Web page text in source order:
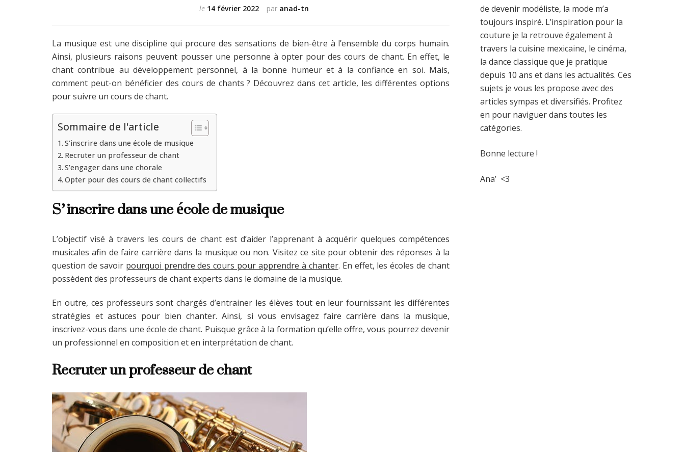
par anad-tn
le 14 février 2022
La musique est une discipline qui procure des sensations de bien-être à l’ensemble du corps humain.
Ainsi, plusieurs raisons peuvent pousser une personne à opter pour des cours de chant. En effet, le
chant contribue au développement personnel, à la bonne humeur et à la confiance en soi. Mais,
comment peut-on bénéficier des cours de chants ? Découvrez dans cet article, les différentes options
pour suivre un cours de chant.
Sommaire de l'article
S’inscrire dans une école de musique
Recruter un professeur de chant
S’engager dans une chorale
Opter pour des cours de chant collectifs
S’inscrire dans une école de musique
L’objectif visé à travers les cours de chant est d’aider l’apprenant à acquérir quelques compétences
musicales afin de faire carrière dans la musique ou non. Visitez ce site pour obtenir des réponses à la
question de savoir pourquoi prendre des cours pour apprendre à chanter. En effet, les écoles de chant
possèdent des professeurs de chant experts dans le domaine de la musique.
En outre, ces professeurs sont chargés d’entrainer les élèves tout en leur fournissant les différentes
stratégies et astuces pour bien chanter. Ainsi, si vous envisagez faire carrière dans la musique,
inscrivez-vous dans une école de chant. Puisque grâce à la formation qu’elle offre, vous pourrez devenir
un professionnel en composition et en interprétation de chant.
Recruter un professeur de chant
de devenir modéliste, la mode m’a
toujours inspiré. L’inspiration pour la
couture je la retrouve également à
travers la cuisine mexicaine, le cinéma,
la dance classique que je pratique
depuis 10 ans et dans les actualités. Ces
sujets je vous les propose avec des
articles sympas et diversifiés. Profitez
en pour naviguer dans toutes les
catégories.
Bonne lecture !
Ana’ <3